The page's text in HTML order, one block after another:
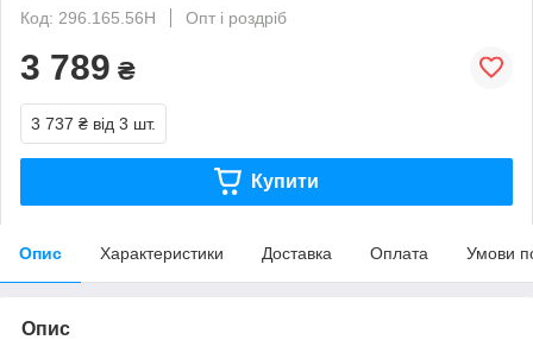
Код: 296.165.56H
Опт і роздріб
3 789 ₴
3 737 ₴ від 3 шт.
Купити
Опис Характеристики Доставка Оплата Умови
Опис